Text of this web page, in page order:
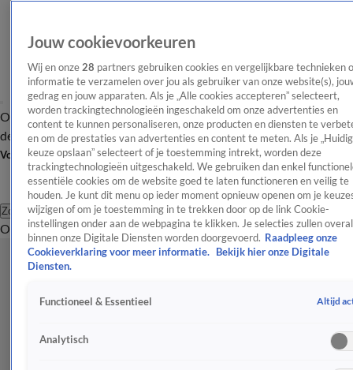
OverzichtAfleveringen Entertainment TV Algemeen
Tip
de redactieNieuwsbrief
Volg Shownieuws
Zoeken
OverzichtEntertainmentSpraakmakendRealityCrimeVideo's
Jouw cookievoorkeuren
Wij en onze 28 partners gebruiken cookies en vergelijkbare technieken
informatie te verzamelen over jou als gebruiker van onze website(s),
gedrag en jouw apparaten. Als je „Alle cookies accepteren” selecteert,
worden trackingtechnologieën ingeschakeld om onze advertenties en
content te kunnen personaliseren, onze producten en diensten te
en om de prestaties van advertenties en content te meten. Als je
keuze opslaan” selecteert of je toestemming intrekt, worden deze
trackingtechnologieën uitgeschakeld. We gebruiken dan enkel
essentiële cookies om de website goed te laten functioneren en veilig te
houden. Je kunt dit menu op ieder moment opnieuw openen om je
wijzigen of om je toestemming in te trekken door op de link Cookie-
instellingen onder aan de webpagina te klikken. Je selecties zullen overal
binnen onze Digitale Diensten worden doorgevoerd. Raadpleeg onze
Cookieverklaring voor meer informatie.
Bekijk hier onze Digitale
Diensten.
Functioneel & Essentieel Altijd
Analytisch